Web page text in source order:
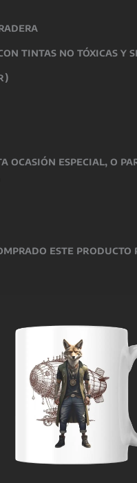
tintas no tóxicas y
ocasión especial, o
este producto